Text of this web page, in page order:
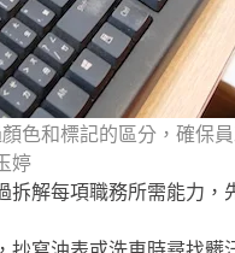
色和標記的區分，確保
婷
解每項職務所需能力，